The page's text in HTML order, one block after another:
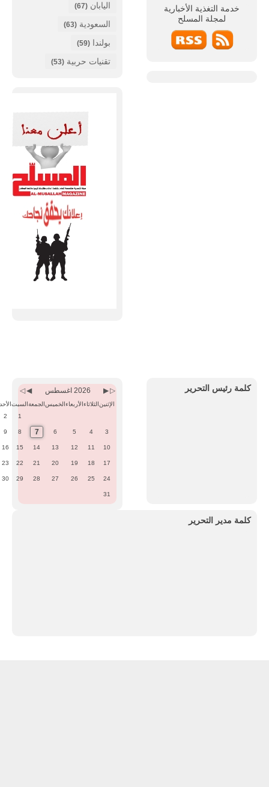
خدمة التغذية الأخبارية
لمجلة المسلح
اليابان (67)
السعودية (63)
بولندا (59)
تقنيات حربية (53)
كلمة رئيس التحرير
Month
Year
Month2026 اغسطس
الإثنينالثلاثاءالأربعاءالخميسالجمعةالسبتالأحد
1
2
3
4
5
6
7
8
9
10
11
12
13
14
15
16
17
18
19
20
21
22
23
24
25
26
27
28
29
30
31
كلمة مدير التحرير